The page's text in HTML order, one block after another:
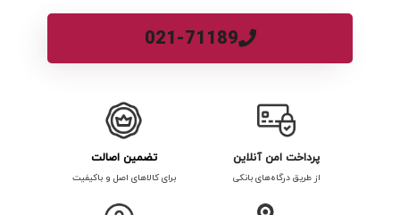
021-71189
پرداخت امن آنلاین
از طریق درگاه‌های بانکی
تضمین اصالت
برای کالاهای اصل و باکیفیت